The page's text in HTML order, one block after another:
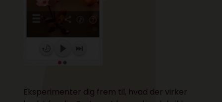
Eksperimenter dig frem til, hvad der virker